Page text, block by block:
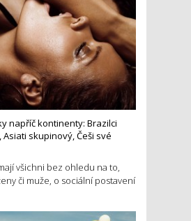
napříč kontinenty: Brazilci
skupinový, Češi své
všichni bez ohledu na to,
či muže, o sociální postavení